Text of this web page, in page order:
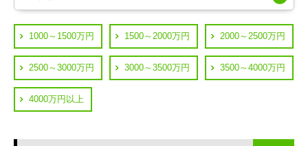
葛飾区
横浜市鶴見区
横浜市神奈川区
川崎市川崎区
都営浅草線
JR中央線
JR中央・総武線
1000～1500万円 1500～2000万円 2000～2500万円
2500～3000万円 3000～3500万円 3500～4000万円
4000万円以上